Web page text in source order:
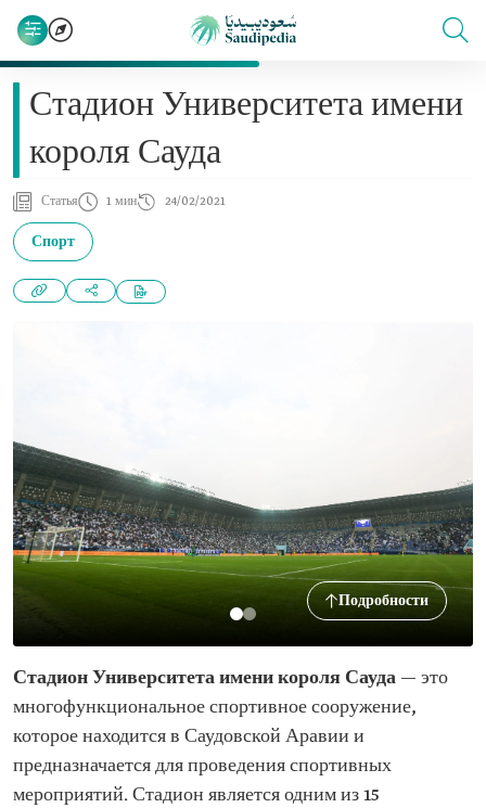
Стадион Университета имени
короля Сауда
Статья 1 мин 24/02/2021
Спорт
Подробности
Стадион Университета имени короля Сауда — это
многофункциональное спортивное сооружение,
которое находится в Саудовской Аравии и
предназначается для проведения спортивных
мероприятий. Стадион является одним из 15